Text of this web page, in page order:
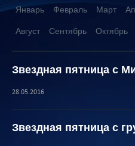
Январь Февраль Март
Август Сентябрь Октябрь
Звездная пятница с
28.05.2016
Звездная пятница с